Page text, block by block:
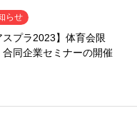
らせ
スプラ2023】体育会限
合同企業セミナーの開催